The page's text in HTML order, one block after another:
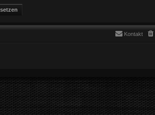
Kontakt